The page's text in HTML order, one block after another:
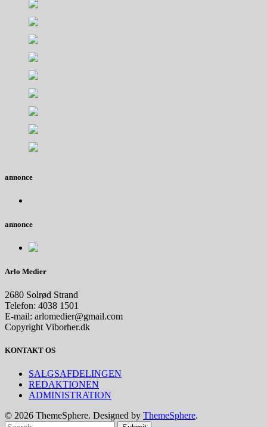
annonce
annonce
Arlo Medier
2680 Solrød Strand
Telefon: 4038 1501
E-mail: arlomedier@gmail.com
Copyright Viborher.dk
KONTAKT OS
SALGSAFDELINGEN
REDAKTIONEN
ADMINISTRATION
© 2026 ThemeSphere. Designed by ThemeSphere.